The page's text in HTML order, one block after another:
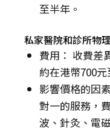
至半年。
私家醫院和診所物
費用： 收費差
約在港幣700元
影響價格的因
對一的服務，
波、針灸、電